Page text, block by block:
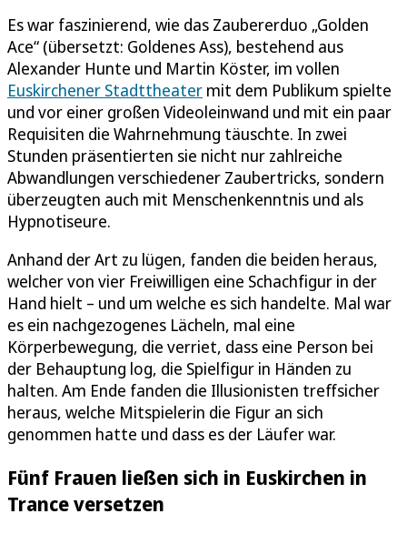
Es war faszinierend, wie das Zaubererduo „Golden
Ace“ (übersetzt: Goldenes Ass), bestehend aus
Alexander Hunte und Martin Köster, im vollen
Euskirchener Stadttheater mit dem Publikum spielte
und vor einer großen Videoleinwand und mit ein paar
Requisiten die Wahrnehmung täuschte. In zwei
Stunden präsentierten sie nicht nur zahlreiche
Abwandlungen verschiedener Zaubertricks, sondern
überzeugten auch mit Menschenkenntnis und als
Hypnotiseure.
Anhand der Art zu lügen, fanden die beiden heraus,
welcher von vier Freiwilligen eine Schachfigur in der
Hand hielt – und um welche es sich handelte. Mal war
es ein nachgezogenes Lächeln, mal eine
Körperbewegung, die verriet, dass eine Person bei
der Behauptung log, die Spielfigur in Händen zu
halten. Am Ende fanden die Illusionisten treffsicher
heraus, welche Mitspielerin die Figur an sich
genommen hatte und dass es der Läufer war.
Fünf Frauen ließen sich in Euskirchen in
Trance versetzen